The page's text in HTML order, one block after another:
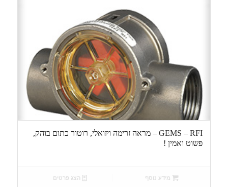
GEMS – RFI – מראה זרימה ויזואלי, רוטור כתום בוהק,
פשוט ואמין !
מידע נוסף הצג פרטים